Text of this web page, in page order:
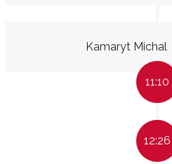
Kamaryt Michal
11:10
12:26